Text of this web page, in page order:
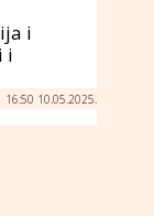
i
i
16:50 10.05.2025.